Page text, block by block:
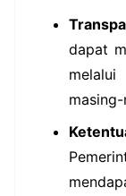
dapat